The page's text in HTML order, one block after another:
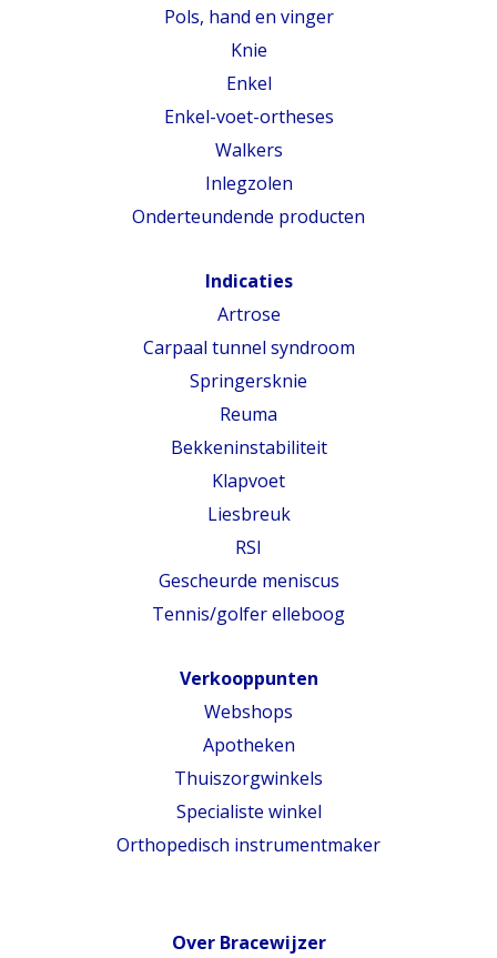
Pols, hand en vinger
Knie
Enkel
Enkel-voet-ortheses
Walkers
Inlegzolen
Onderteundende producten
Indicaties
Artrose
Carpaal tunnel syndroom
Springersknie
Reuma
Bekkeninstabiliteit
Klapvoet
Liesbreuk
RSI
Gescheurde meniscus
Tennis/golfer elleboog
Verkooppunten
Webshops
Apotheken
Thuiszorgwinkels
Specialiste winkel
Orthopedisch instrumentmaker
Over Bracewijzer